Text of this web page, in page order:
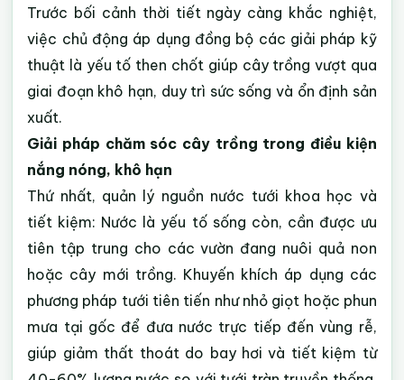
Trước bối cảnh thời tiết ngày càng khắc nghiệt,
việc chủ động áp dụng đồng bộ các giải pháp kỹ
thuật là yếu tố then chốt giúp cây trồng vượt qua
giai đoạn khô hạn, duy trì sức sống và ổn định sản
xuất.
Giải pháp chăm sóc cây trồng trong điều kiện
nắng nóng, khô hạn
Thứ nhất, quản lý nguồn nước tưới khoa học và
tiết kiệm: Nước là yếu tố sống còn, cần được ưu
tiên tập trung cho các vườn đang nuôi quả non
hoặc cây mới trồng. Khuyến khích áp dụng các
phương pháp tưới tiên tiến như nhỏ giọt hoặc phun
mưa tại gốc để đưa nước trực tiếp đến vùng rễ,
giúp giảm thất thoát do bay hơi và tiết kiệm từ